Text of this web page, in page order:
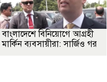
বাংলাদেশে বিনিয়োগে আগ্রহী
মার্কিন ব্যবসায়ীরা: সার্জিও গর